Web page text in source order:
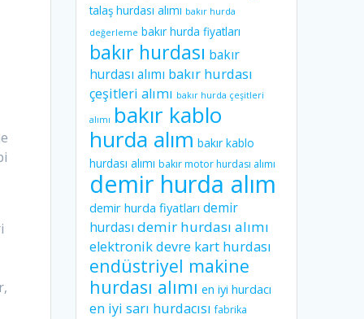
talaş hurdası alımı bakır hurda
değerleme bakır hurda fiyatları
bakır hurdası bakır
hurdası alımı bakır hurdası
çeşitleri alımı bakır hurda çeşitleri
alımı bakır kablo
hurda alım bakır kablo
hurdası alımı bakır motor hurdası alımı
demir hurda alım
demir hurda fiyatları demir
hurdası demir hurdası alımı
elektronik devre kart hurdası
endüstriyel makine
hurdası alımı en iyi hurdacı
en iyi sarı hurdacısı fabrika